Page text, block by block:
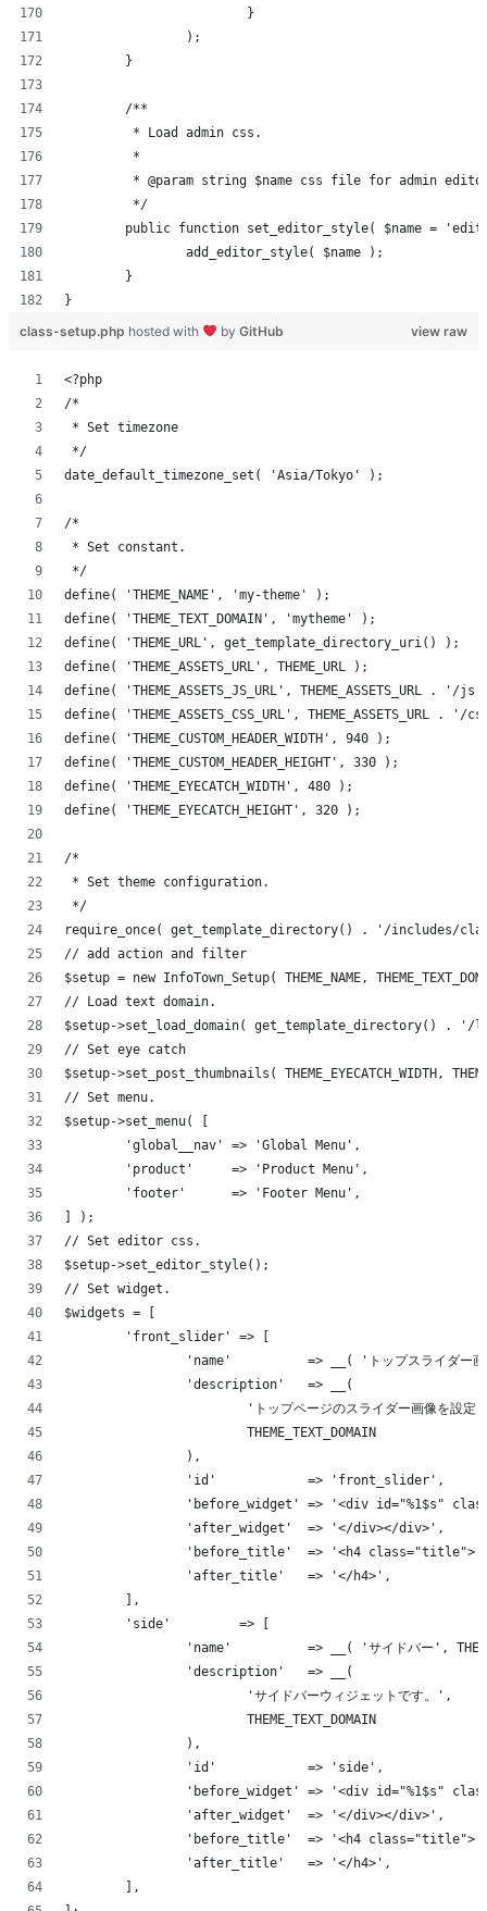
			}
		);
	}
	/**
	 * Load admin css.
	 *
* @param string $name css file for admin
	 */
public function set_editor_style( $name =
		add_editor_style( $name );
	}
}
view raw
class-setup.php hosted with by GitHub
<?php
/*
* Set timezone
*/
date_default_timezone_set( 'Asia/Tokyo' );
/*
* Set constant.
*/
define( 'THEME_NAME', 'my-theme' );
define( 'THEME_TEXT_DOMAIN', 'mytheme' );
define( 'THEME_URL', get_template_directory_uri() );
define( 'THEME_ASSETS_URL', THEME_URL );
define( 'THEME_ASSETS_JS_URL', THEME_ASSETS_URL . '/
define( 'THEME_ASSETS_CSS_URL', THEME_ASSETS_URL . '/
define( 'THEME_CUSTOM_HEADER_WIDTH', 940 );
define( 'THEME_CUSTOM_HEADER_HEIGHT', 330 );
define( 'THEME_EYECATCH_WIDTH', 480 );
define( 'THEME_EYECATCH_HEIGHT', 320 );
/*
* Set theme configuration.
*/
require_once( get_template_directory() . '/includes/
// add action and filter
$setup = new InfoTown_Setup( THEME_NAME,
// Load text domain.
$setup->set_load_domain( get_template_directory() . '/
// Set eye catch
$setup->set_post_thumbnails( THEME_EYECATCH_WIDTH,
// Set menu.
$setup->set_menu( [
	'global__nav' => 'Global Menu',
	'product'     => 'Product Menu',
	'footer'      => 'Footer Menu',
] );
// Set editor css.
$setup->set_editor_style();
// Set widget.
$widgets = [
	'front_slider' => [
'name'          => __( 'トップスライダ
		'description'   => __(
'トップページのスライダー画像を設定
			THEME_TEXT_DOMAIN
		),
		'id'            => 'front_slider',
'before_widget' => '<div id="%1$s"
		'after_widget'  => '</div></div>',
'before_title'  => '<h4
		'after_title'   => '</h4>',
	],
	'side'         => [
'name'          => __( 'サイドバー',
		'description'   => __(
			'サイドバーウィジェットです。',
			THEME_TEXT_DOMAIN
		),
		'id'            => 'side',
'before_widget' => '<div id="%1$s"
		'after_widget'  => '</div></div>',
'before_title'  => '<h4
		'after_title'   => '</h4>',
	],